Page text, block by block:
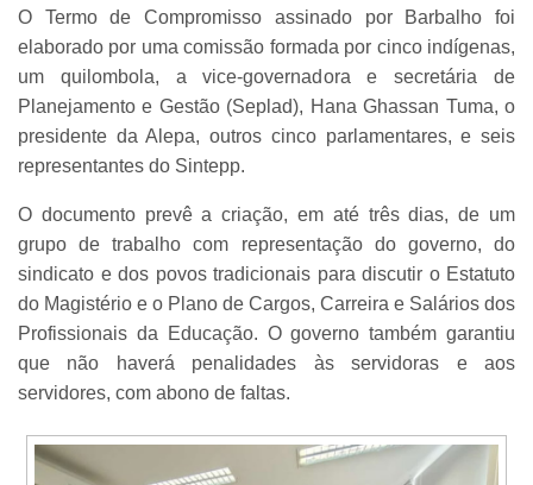
O Termo de Compromisso assinado por Barbalho foi
elaborado por uma comissão formada por cinco indígenas,
um quilombola, a vice-governadora e secretária de
Planejamento e Gestão (Seplad), Hana Ghassan Tuma, o
presidente da Alepa, outros cinco parlamentares, e seis
representantes do Sintepp.
O documento prevê a criação, em até três dias, de um
grupo de trabalho com representação do governo, do
sindicato e dos povos tradicionais para discutir o Estatuto
do Magistério e o Plano de Cargos, Carreira e Salários dos
Profissionais da Educação. O governo também garantiu
que não haverá penalidades às servidoras e aos
servidores, com abono de faltas.